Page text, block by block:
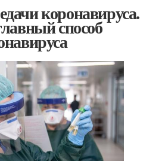
коронавируса.
способ